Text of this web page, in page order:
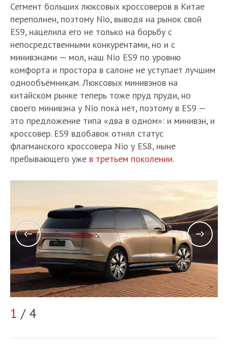
Сегмент больших люксовых кроссоверов в Китае
переполнен, поэтому Nio, выводя на рынок свой
ES9, нацелила его не только на борьбу с
непосредственными конкурентами, но и с
минивэнами — мол, наш Nio ES9 по уровню
комфорта и простора в салоне не уступает лучшим
однообъёмникам. Люксовых минивэнов на
китайском рынке теперь тоже пруд пруди, но
своего минивэна у Nio пока нет, поэтому в ES9 —
это предложение типа «два в одном»: и минивэн, и
кроссовер. ES9 вдобавок отнял статус
флагманского кроссовера Nio у ES8, ныне
пребывающего уже в третьем поколении.
1 / 4